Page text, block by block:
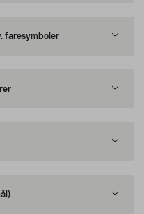
faresymboler